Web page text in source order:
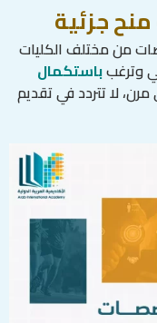
من مختلف الكليات
وترغبباستكمال
لا تتردد في تقديم